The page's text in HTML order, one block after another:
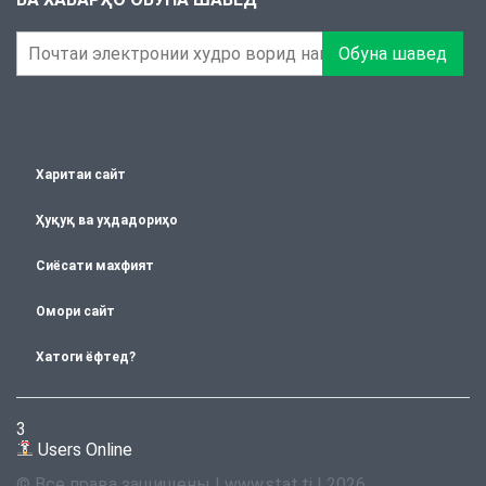
Обуна шавед
Харитаи сайт
Ҳуқуқ ва уҳдадориҳо
Сиёсати махфият
Омори сайт
Хатоги ёфтед?
3
Users Online